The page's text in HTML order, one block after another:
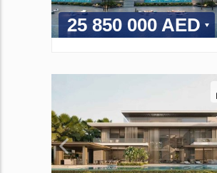
25 850 000 AED